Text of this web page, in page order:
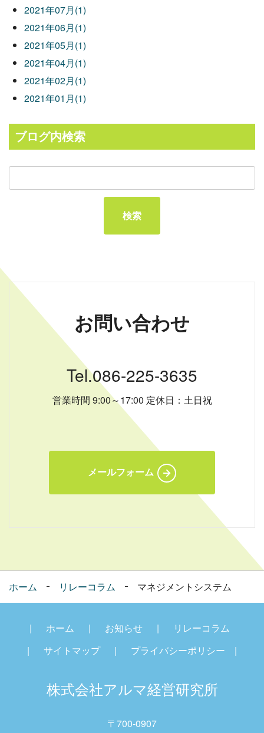
2021年07月(1)
2021年06月(1)
2021年05月(1)
2021年04月(1)
2021年02月(1)
2021年01月(1)
ブログ内検索
お問い合わせ
Tel.086-225-3635
営業時間 9:00～17:00 定休日：土日祝
メールフォーム
ホーム リレーコラム マネジメントシステム
ホーム お知らせ
リレーコラム
サイトマップ
プライバシーポリシー
株式会社アルマ経営研究所
〒700-0907